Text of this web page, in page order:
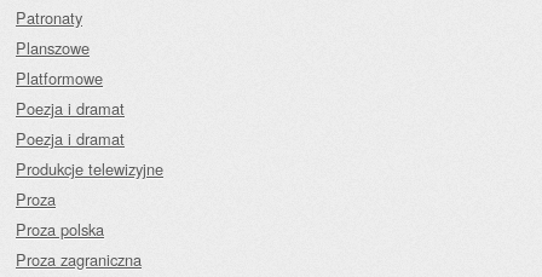
Patronaty
Planszowe
Platformowe
Poezja i dramat
Poezja i dramat
Produkcje telewizyjne
Proza
Proza polska
Proza zagraniczna